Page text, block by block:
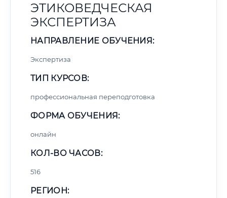
ЭТИКОВЕДЧЕСКАЯ
ЭКСПЕРТИЗА
НАПРАВЛЕНИЕ ОБУЧЕНИЯ:
Экспертиза
ТИП КУРСОВ:
профессиональная переподготовка
ФОРМА ОБУЧЕНИЯ:
онлайн
КОЛ-ВО ЧАСОВ:
516
РЕГИОН: